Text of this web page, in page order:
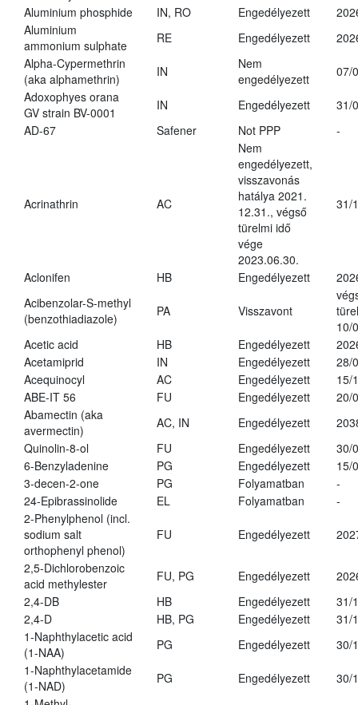
Aluminium phosphide IN, RO Engedélyezett
Aluminium
ammonium sulphate
RE Engedélyezett
Alpha-Cypermethrin
(aka alphamethrin)
IN
Nem
engedélyezett
07/
Adoxophyes orana
GV strain BV-0001
IN Engedélyezett
31/
AD-67
Safener Not PPP -
Acrinathrin AC
Nem
engedélyezett,
visszavonás
hatálya 2021.
12.31., végső
türelmi idő
vége
2023.06.30.
31/
Aclonifen HB Engedélyezett
Acibenzolar-S-methyl
(benzothiadiazole)
PA Visszavont
10/
Acetic acid
HB Engedélyezett
Acetamiprid
IN Engedélyezett
28/
Acequinocyl
AC Engedélyezett
15/
ABE-IT 56
FU Engedélyezett
20/
Abamectin (aka
avermectin)
AC, IN Engedélyezett
Quinolin-8-ol
FU Engedélyezett
30/
6-Benzyladenine
PG Engedélyezett
15/
3-decen-2-one
PG Folyamatban
-
24-Epibrassinolide
EL Folyamatban
-
2-Phenylphenol (incl.
sodium salt
orthophenyl phenol)
FU Engedélyezett
2,5-Dichlorobenzoic
acid methylester
FU, PG Engedélyezett
2,4-DB
HB Engedélyezett
31/
2,4-D
HB, PG Engedélyezett
31/
1-Naphthylacetic acid
(1-NAA)
PG Engedélyezett
30/
1-Naphthylacetamide
(1-NAD)
PG Engedélyezett
30/